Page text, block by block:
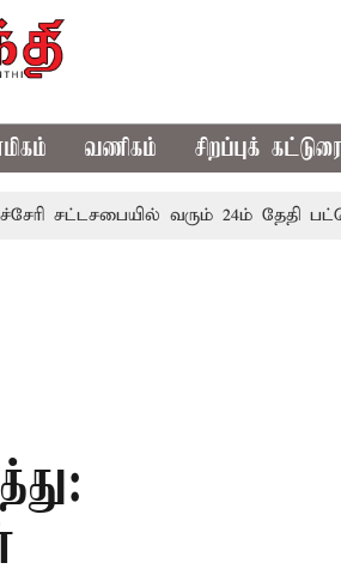
வணிகம் சிறப்புக்
வரும் 24ம் தேதி பட்ஜெட்